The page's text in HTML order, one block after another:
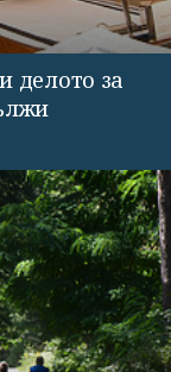
делото за